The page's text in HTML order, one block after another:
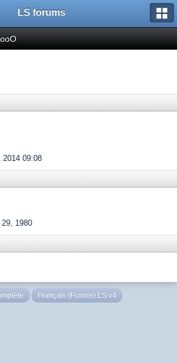
LS forums
2014 09:08
1980
Français (France) LS v4